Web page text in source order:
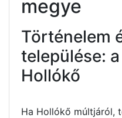
megye
Történelem
települése:
Hollókő
Ha Hollókő múltjáról,